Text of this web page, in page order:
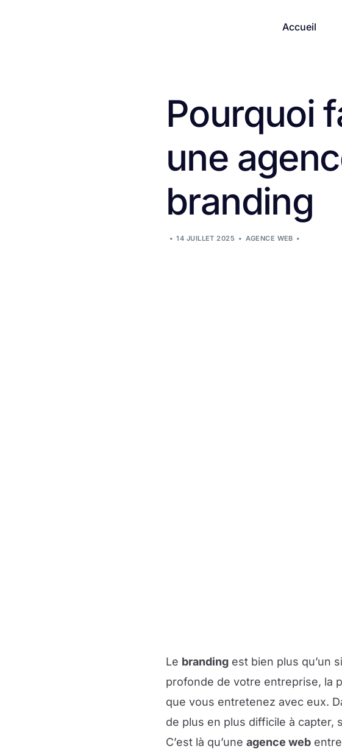
Accueil
Pourquoi
une
branding
14 JUILLET 2025 AGENCE WEB
Le branding est bien plus qu’un
profonde de votre entreprise, la
que vous entretenez avec eux.
de plus en plus difficile à capter,
C’est là qu’une agence web